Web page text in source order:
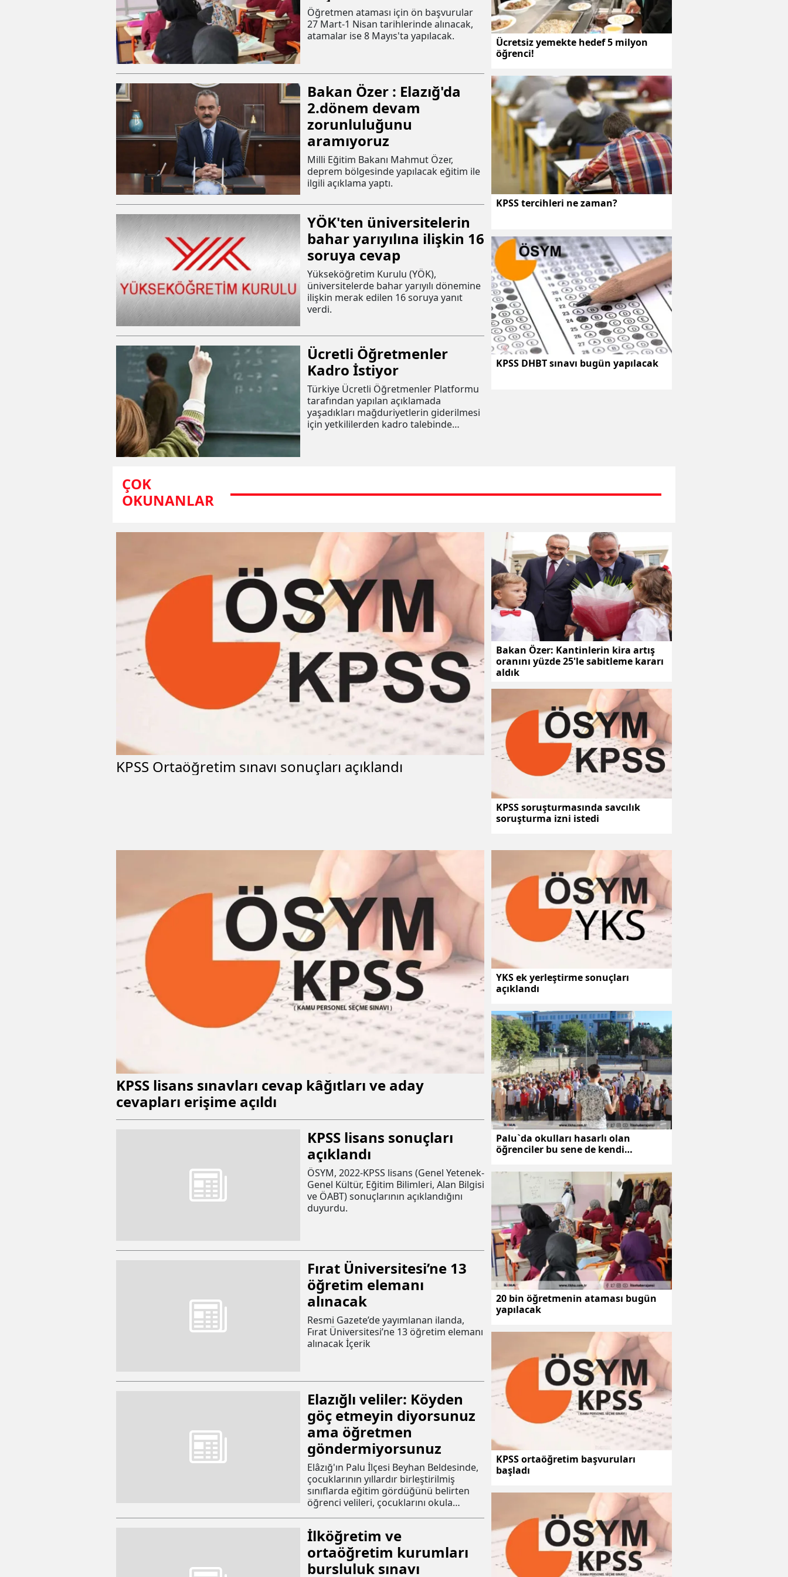
Öğretmen ataması için ön başvurular
27 Mart-1 Nisan tarihlerinde alınacak,
atamalar ise 8 Mayıs'ta yapılacak.
Bakan Özer : Elazığ'da
2.dönem devam
zorunluluğunu
aramıyoruz
Milli Eğitim Bakanı Mahmut Özer,
deprem bölgesinde yapılacak eğitim ile
ilgili açıklama yaptı.
YÖK'ten üniversitelerin
bahar yarıyılına ilişkin 16
soruya cevap
Yükseköğretim Kurulu (YÖK),
üniversitelerde bahar yarıyılı dönemine
ilişkin merak edilen 16 soruya yanıt
verdi.
Ücretli Öğretmenler
Kadro İstiyor
Türkiye Ücretli Öğretmenler Platformu
tarafından yapılan açıklamada
yaşadıkları mağduriyetlerin giderilmesi
için yetkililerden kadro talebinde
Ücretsiz yemekte hedef 5 milyon
öğrenci!
KPSS tercihleri ne zaman?
KPSS DHBT sınavı bugün yapılacak
ÇOK
OKUNANLAR
KPSS Ortaöğretim sınavı sonuçları açıklandı
Bakan Özer: Kantinlerin kira artış
oranını yüzde 25'le sabitleme kararı
aldık
KPSS soruşturmasında savcılık
soruşturma izni istedi
KPSS lisans sınavları cevap kâğıtları ve aday
cevapları erişime açıldı
KPSS lisans sonuçları
açıklandı
ÖSYM, 2022-KPSS lisans (Genel Yetenek-
Genel Kültür, Eğitim Bilimleri, Alan Bilgisi
ve ÖABT) sonuçlarının açıklandığını
duyurdu.
Fırat Üniversitesi’ne 13
öğretim elemanı
alınacak
Resmi Gazete’de yayımlanan ilanda,
Fırat Üniversitesi’ne 13 öğretim elemanı
alınacak İçerik
Elazığlı veliler: Köyden
göç etmeyin diyorsunuz
ama öğretmen
göndermiyorsunuz
Elâzığ'ın Palu İlçesi Beyhan Beldesinde,
çocuklarının yıllardır birleştirilmiş
sınıflarda eğitim gördüğünü belirten
öğrenci velileri, çocuklarını okula
İlköğretim ve
ortaöğretim kurumları
bursluluk sınavı
YKS ek yerleştirme sonuçları
açıklandı
Palu`da okulları hasarlı olan
öğrenciler bu sene de kendi
20 bin öğretmenin ataması bugün
yapılacak
KPSS ortaöğretim başvuruları
başladı